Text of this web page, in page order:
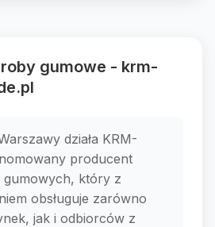
gumowe - krm-
działa KRM-
producent
który z
obsługuje zarówno
jak i odbiorców z